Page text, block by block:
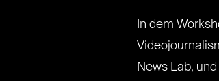
In dem
News Lab, und